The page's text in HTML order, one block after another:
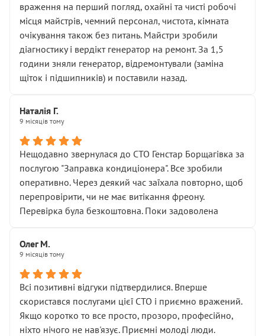
враження на перший погляд, охайні та чисті робочі
місця майстрів, чемний персонал, чистота, кімната
очікування також без питань. Майстри зробили
діагностику і вердікт генератор на ремонт. За 1,5
години зняли генератор, відремонтували (заміна
щіток і підшипників) и поставили назад.
Наталія Г.
9 місяців тому
Нещодавно звернулася до СТО Генстар Борщагівка за
послугою "Заправка кондиціонера". Все зробили
оперативно. Через деякий час заїхала повторно, щоб
перепровірити, чи не має витікання фреону.
Перевірка була безкоштовна. Поки задоволена
Олег М.
9 місяців тому
Всі позитивні відгуки підтвердилися. Вперше
скористався послугами цієї СТО і приємно вражений.
Якщо коротко то все просто, прозоро, професійно,
ніхто нічого не нав'язує. Приємні молоді люди.